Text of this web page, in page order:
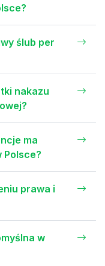
ślub per
nakazu
ma
Polsce?
prawa i
w